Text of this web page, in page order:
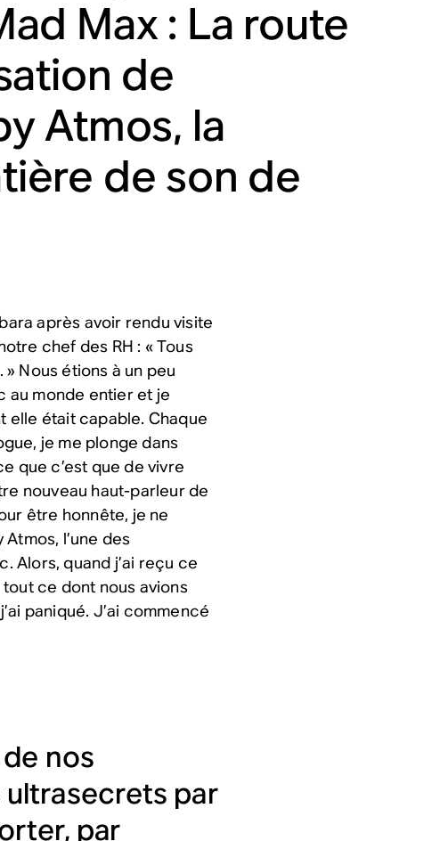
Max : La route
de
Atmos, la
de son de
après avoir rendu visite
chef des RH : « Tous
Nous étions à un peu
au monde entier et je
elle était capable. Chaque
je me plonge dans
que c’est que de vivre
nouveau haut-parleur de
être honnête, je ne
l’une des
Alors, quand j’ai reçu ce
ce dont nous avions
paniqué. J’ai commencé
de nos
par
par